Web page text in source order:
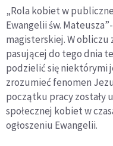
„Rola kobiet w
Ewangelii św.
magisterskiej. W obliczu
pasującej do tego dnia
podzielić się niektórymi
zrozumieć fenomen
początku pracy zostały
społecznej kobiet w
ogłoszeniu Ewangelii.